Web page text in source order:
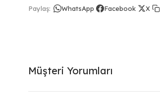
Paylaş: WhatsApp Facebook X
Müşteri Yorumları